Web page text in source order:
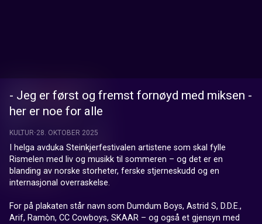
- Jeg er først og fremst fornøyd med miksen -
her er noe for alle
KULTUR 28. OKTOBER 2025
I helga avduka Steinkjerfestivalen artistene som skal fylle
Rismelen med liv og musikk til sommeren – og det er en
blanding av norske storheter, ferske stjerneskudd og en
internasjonal overraskelse.
For på plakaten står navn som Dumdum Boys, Astrid S, D.D.E.,
Arif, Ramòn, CC Cowboys, SKAAR – og også et gjensyn med